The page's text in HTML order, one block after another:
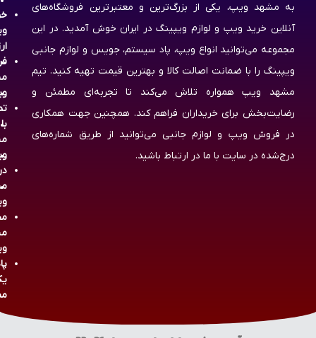
به مشهد ویپ، یکی از بزرگ‌ترین و معتبرترین فروشگاه‌های
آنلاین خرید ویپ و لوازم ویپینگ در ایران خوش آمدید. در این
مجموعه می‌توانید انواع ویپ، پاد سیستم، جویس و لوازم جانبی
ویپینگ را با ضمانت اصالت کالا و بهترین قیمت تهیه کنید. تیم
مشهد ویپ همواره تلاش می‌کند تا تجربه‌ای مطمئن و
رضایت‌بخش برای خریداران فراهم کند. همچنین جهت همکاری
در فروش ویپ و لوازم جانبی می‌توانید از طریق شماره‌های
درج‌شده در سایت با ما در ارتباط باشید.
با